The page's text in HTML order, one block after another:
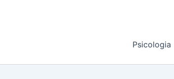
Psicologia